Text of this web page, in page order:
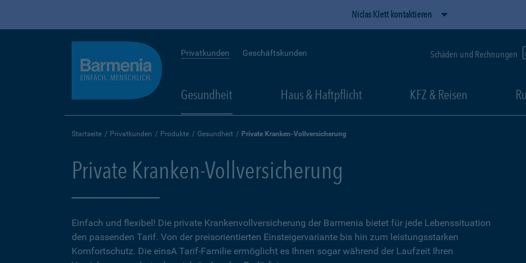
Niclas Klett kontaktieren
Privatkunden Geschäftskunden Schäden und Rechnungen
Gesundheit Haus & Haftpflicht KFZ & Reisen
Startseite Privatkunden Produkte Gesundheit Private Kranken-Vollversicherung
Private Kranken-Vollversicherung
Einfach und flexibel! Die private Krankenvollversicherung der Barmenia bietet für jede Lebenssituation
den passenden Tarif. Von der preisorientierten Einsteigervariante bis hin zum leistungsstarken
Komfortschutz. Die einsA Tarif-Familie ermöglicht es Ihnen sogar während der Laufzeit Ihren